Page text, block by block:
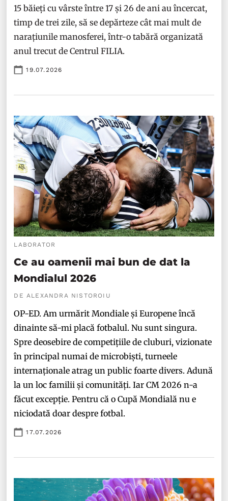
15 băieți cu vârste între 17 și 26 de ani au încercat,
timp de trei zile, să se depărteze cât mai mult de
narațiunile manosferei, într-o tabără organizată
anul trecut de Centrul FILIA.
19.07.2026
LABORATOR
Ce au oamenii mai bun de dat la
Mondialul 2026
DE ALEXANDRA NISTOROIU
OP-ED. Am urmărit Mondiale și Europene încă
dinainte să-mi placă fotbalul. Nu sunt singura.
Spre deosebire de competițiile de cluburi, vizionate
în principal numai de microbiști, turneele
internaționale atrag un public foarte divers. Adună
la un loc familii și comunități. Iar CM 2026 n-a
făcut excepție. Pentru că o Cupă Mondială nu e
niciodată doar despre fotbal.
17.07.2026